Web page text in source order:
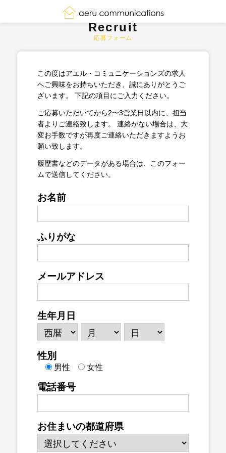
Recruit
応募フォーム
この度はアエル・コミュニケーションズの求人
へご興味をお持ちいただき、誠にありがとうご
ざいます。
下記の項目にご入力ください。
ご応募いただいてから2〜3営業日以内に、担当
者よりご連絡致します。
連絡がない場合は、大
変お手数ですが再度ご連絡いただきますようお
願い致します。
履歴書などのデータがある場合は、このフォー
ムで送信してください。
お名前
ふりがな
メールアドレス
生年月日
性別
男性 女性
電話番号
お住まいの都道府県